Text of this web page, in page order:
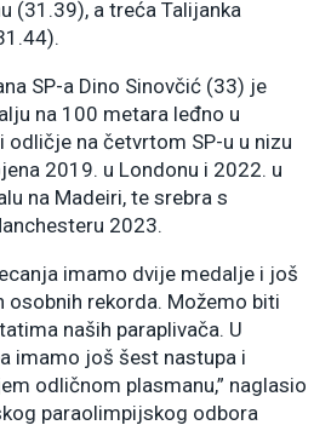
(31.39), a treća Talijanka
SP-a Dino Sinovčić (33) je
na 100 metara leđno u
na četvrtom SP-u u nizu
2019. u Londonu i 2022. u
na Madeiri, te srebra s
2023.
imamo dvije medalje i još
osobnih rekorda. Možemo biti
naših paraplivača. U
imamo još šest nastupa i
odličnom plasmanu,” naglasio
paraolimpijskog odbora